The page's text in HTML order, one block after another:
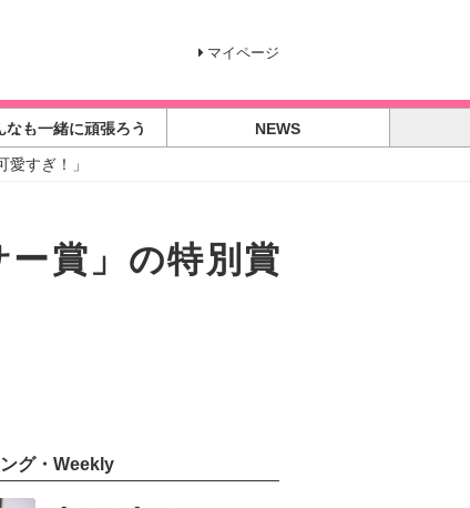
マイページ
なも一緒に頑張ろう
NEWS
すぎ！」
賞」の特別賞
グ・Weekly